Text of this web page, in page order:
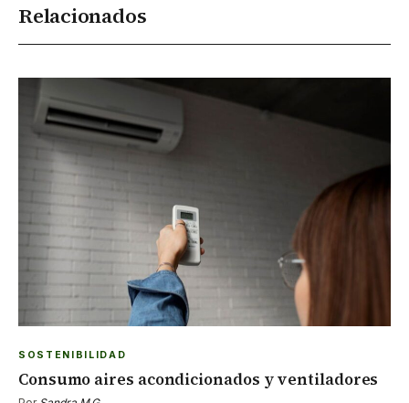
Relacionados
SOSTENIBILIDAD
Consumo aires acondicionados y ventiladores